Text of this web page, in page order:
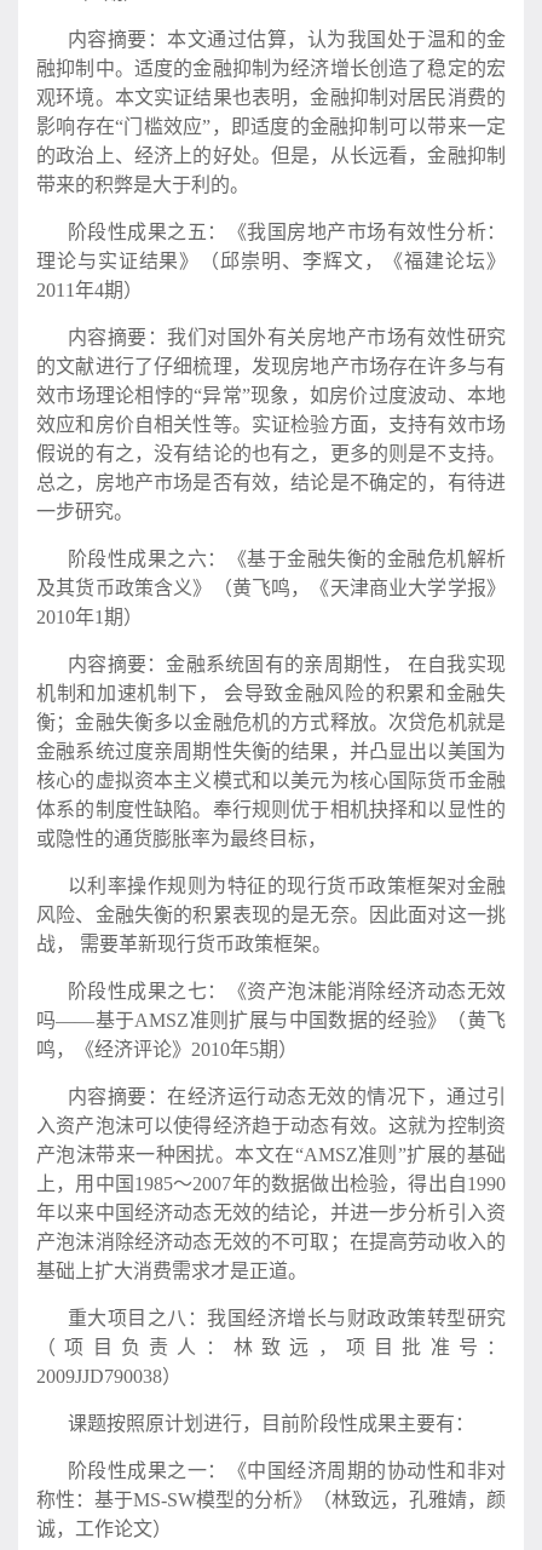
内容摘要：本文通过估算，认为我国处于温和的金
融抑制中。适度的金融抑制为经济增长创造了稳定的宏
观环境。本文实证结果也表明，金融抑制对居民消费的
影响存在“门槛效应”，即适度的金融抑制可以带来一定
的政治上、经济上的好处。但是，从长远看，金融抑制
带来的积弊是大于利的。
阶段性成果之五：《我国房地产市场有效性分析：
理论与实证结果》（邱崇明、李辉文，《福建论坛》
2011年4期）
内容摘要：我们对国外有关房地产市场有效性研究
的文献进行了仔细梳理，发现房地产市场存在许多与有
效市场理论相悖的“异常”现象，如房价过度波动、本地
效应和房价自相关性等。实证检验方面，支持有效市场
假说的有之，没有结论的也有之，更多的则是不支持。
总之，房地产市场是否有效，结论是不确定的，有待进
一步研究。
阶段性成果之六：《基于金融失衡的金融危机解析
及其货币政策含义》（黄飞鸣，《天津商业大学学报》
2010年1期）
内容摘要：金融系统固有的亲周期性， 在自我实现
机制和加速机制下， 会导致金融风险的积累和金融失
衡；金融失衡多以金融危机的方式释放。次贷危机就是
金融系统过度亲周期性失衡的结果，并凸显出以美国为
核心的虚拟资本主义模式和以美元为核心国际货币金融
体系的制度性缺陷。奉行规则优于相机抉择和以显性的
或隐性的通货膨胀率为最终目标，
以利率操作规则为特征的现行货币政策框架对金融
风险、金融失衡的积累表现的是无奈。因此面对这一挑
战， 需要革新现行货币政策框架。
阶段性成果之七：《资产泡沫能消除经济动态无效
吗——基于AMSZ准则扩展与中国数据的经验》（黄飞
鸣，《经济评论》2010年5期）
内容摘要：在经济运行动态无效的情况下，通过引
入资产泡沫可以使得经济趋于动态有效。这就为控制资
产泡沫带来一种困扰。本文在“AMSZ准则”扩展的基础
上，用中国1985～2007年的数据做出检验，得出自1990
年以来中国经济动态无效的结论，并进一步分析引入资
产泡沫消除经济动态无效的不可取；在提高劳动收入的
基础上扩大消费需求才是正道。
重大项目之八：我国经济增长与财政政策转型研究
（项目负责人：林致远，项目批准号：
2009JJD790038）
课题按照原计划进行，目前阶段性成果主要有：
阶段性成果之一：《中国经济周期的协动性和非对
称性：基于MS-SW模型的分析》（林致远，孔雅婧，颜
诚，工作论文）